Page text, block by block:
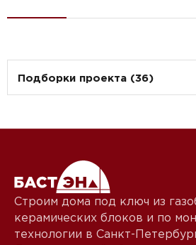
Подборки проекта (36)
Строим дома под ключ из
керамических блоков и по
технологии в Санкт-